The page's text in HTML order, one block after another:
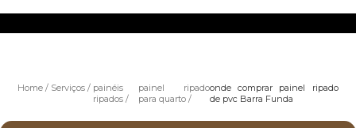
Home Serviços
painéis
ripados
painel ripado
para quarto
onde comprar painel ripado
de pvc Barra Funda